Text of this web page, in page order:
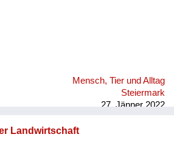
Mensch, Tier und Alltag
Steiermark
27. Jänner 2022
Landwirtschaft